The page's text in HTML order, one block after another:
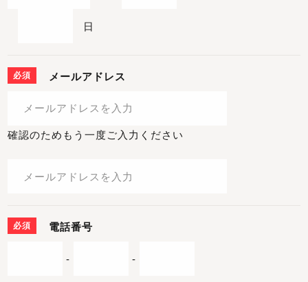
日
必須 メールアドレス
確認のためもう一度ご入力ください
必須 電話番号
- -